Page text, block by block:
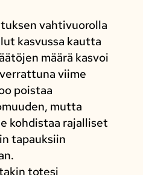
vahtivuorolla
kasvussa kautta
määrä kasvoi
viime
poistaa
mutta
kohdistaa rajalliset
tapauksiin
totesi